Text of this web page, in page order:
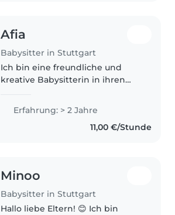
Afia
Babysitter in Stuttgart
Ich bin eine freundliche und
kreative Babysitterin in ihren
der Kinderbetreuung. Ich
spreche Deutsch, Englisch, Hindi
und Urdu und bin Erste-Hilfe-
Erfahrung: > 2 Jahre
11,00 €/Stunde
Minoo
Babysitter in Stuttgart
Hallo liebe Eltern! 😊 Ich bin